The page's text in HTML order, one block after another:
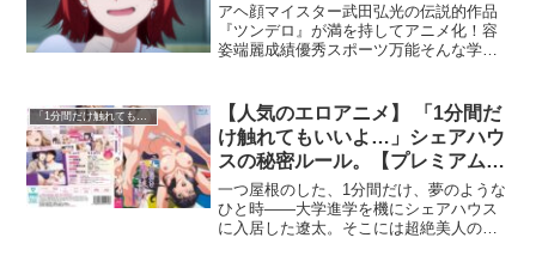
アヘ顔マイスター武田弘光の伝説的作品
『ツンデロ』が満を持してアニメ化！容
姿端麗成績優秀スポーツ万能そんな学園
た。そんな彼女に付きまとう貴史もまた
凄まじい絶倫の持ち主！ストーカー貴史
のある場面に出くわした結花は、土下座
して謝る彼のチンポをしゃぶり出す！淫
乱処女と超絶倫男の激しいセックスの果
てに二人が抱いた気持ちは……？ツンな
彼女がデレるまで、二人のセックスは終
わらない！ルネブランド ゲームタイトル
【人気のエロアニメ】 「1分間だ
け触れてもいいよ…」シェアハウ
スの秘密ルール。【プレミアム
版】（4）
一つ屋根のした、1分間だけ、夢のような
ひと時――大学進学を機にシェアハウス
に入居した遼太。そこには超絶美人のシ